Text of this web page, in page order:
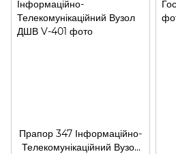
Прапор 347 Інформаційно-
Телекомунікаційний Вузол